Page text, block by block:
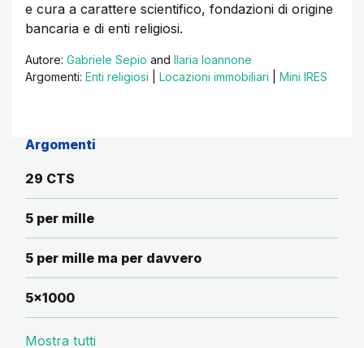
e cura a carattere scientifico, fondazioni di origine
bancaria e di enti religiosi.
Autore: Gabriele Sepio and Ilaria Ioannone
Argomenti: Enti religiosi Locazioni immobiliari Mini IRES
Argomenti
29 CTS
5 per mille
5 per mille ma per davvero
5x1000
Mostra tutti